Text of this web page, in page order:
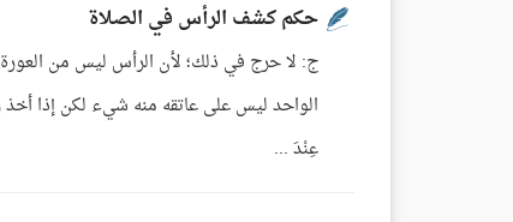
حكم كشف الرأس في الصلاة
ج: لا حرج في ذلك؛ لأن الرأس ليس من
الواحد ليس على عاتقه منه شيء لكن إذا
عِنْدَ ...